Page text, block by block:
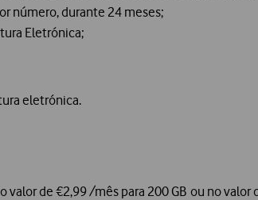
número, durante 24 meses;
Eletrónica;
eletrónica.
valor de €2,99 /mês para 200 GB ou no